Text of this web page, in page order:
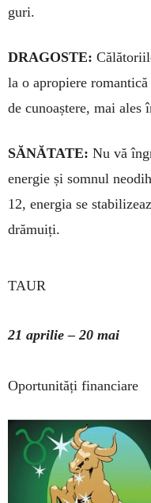
guri.
DRAGOSTE:
la o apropiere
de cunoaștere, mai ales
SĂNĂTATE: Nu vă
energie și som­nul
12, energia se
drămuiți.
TAUR
21 aprilie – 20 mai
Oportunități financiare